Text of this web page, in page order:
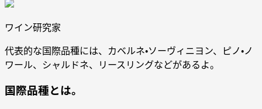
ワイン研究家
代表的な国際品種には、カベルネ・ソーヴィニヨン、ピノ・ノ
ワール、シャルドネ、リースリングなどがあるよ。
国際品種とは。